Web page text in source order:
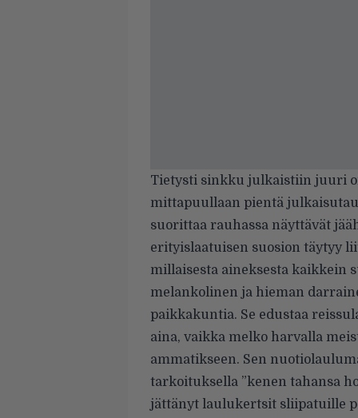
Tietysti sinkku julkaistiin juuri
mittapuullaan pientä
suorittaa rauhassa näyttävät
erityislaatuisen suosion täytyy
millaisesta aineksesta kaikkein
melankolinen ja hieman
paikkakuntia. Se edustaa
aina, vaikka melko harvalla
ammatikseen. Sen
tarkoituksella ”kenen tahansa
jättänyt laulukertsit sliipatuille